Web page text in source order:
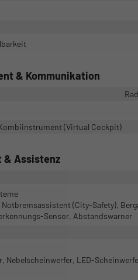
& Kommunikation
(Virtual Cockpit)
& Assistenz
(City-Safety),
Sensor, Abstandswarner
Nebelscheinwerfer, LED-